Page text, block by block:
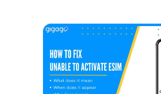
——本地使用或旅行需求。評估
瀏覽及串流媒體的數據用量。 選
電信商與全球供應商。本地電信
用，國際供應商則更適合旅行者
數據流量上限、網速及覆蓋範圍
日費用較低。確保服務範圍涵蓋